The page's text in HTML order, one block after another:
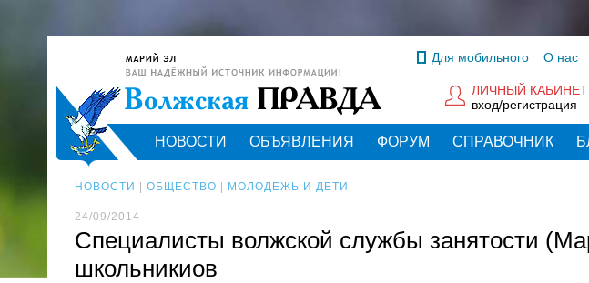
Для мобильного О нас
ЛИЧНЫЙ КАБИНЕТ
вход/регистрация
НОВОСТИ ОБЪЯВЛЕНИЯ ФОРУМ СПРАВОЧНИК
НОВОСТИ ОБЩЕСТВО МОЛОДЕЖЬ И ДЕТИ
24/09/2014
Специалисты волжской службы занятости
школьникиов